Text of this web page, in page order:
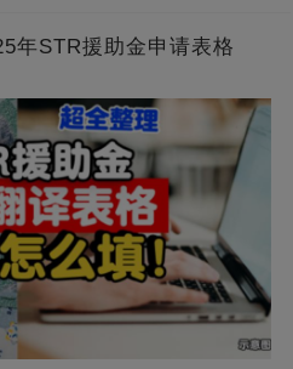
年STR援助金申请表格